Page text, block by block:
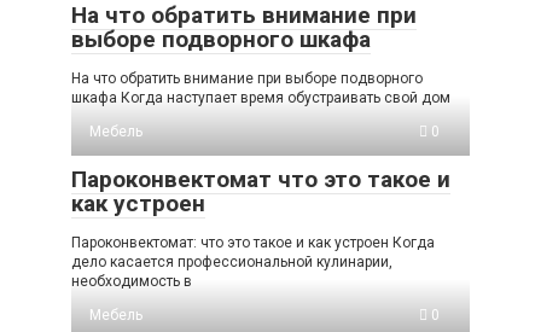
На что обратить внимание при
выборе подворного шкафа
На что обратить внимание при выборе подворного
шкафа Когда наступает время обустраивать свой дом
Мебель
0
Пароконвектомат что это такое и
как устроен
Пароконвектомат: что это такое и как устроен Когда
дело касается профессиональной кулинарии,
необходимость в
Мебель
0